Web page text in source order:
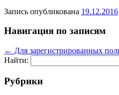
Запись опубликована 19.12.2016
Навигация по записям
← Для зарегистрированных
Найти:
Рубрики